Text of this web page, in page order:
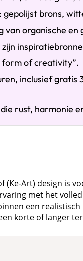
brons,
van organische
form of creativity”.
inclusief gratis
rust, harmonie
(Ke-Art) design is
met het
een
korte of langer